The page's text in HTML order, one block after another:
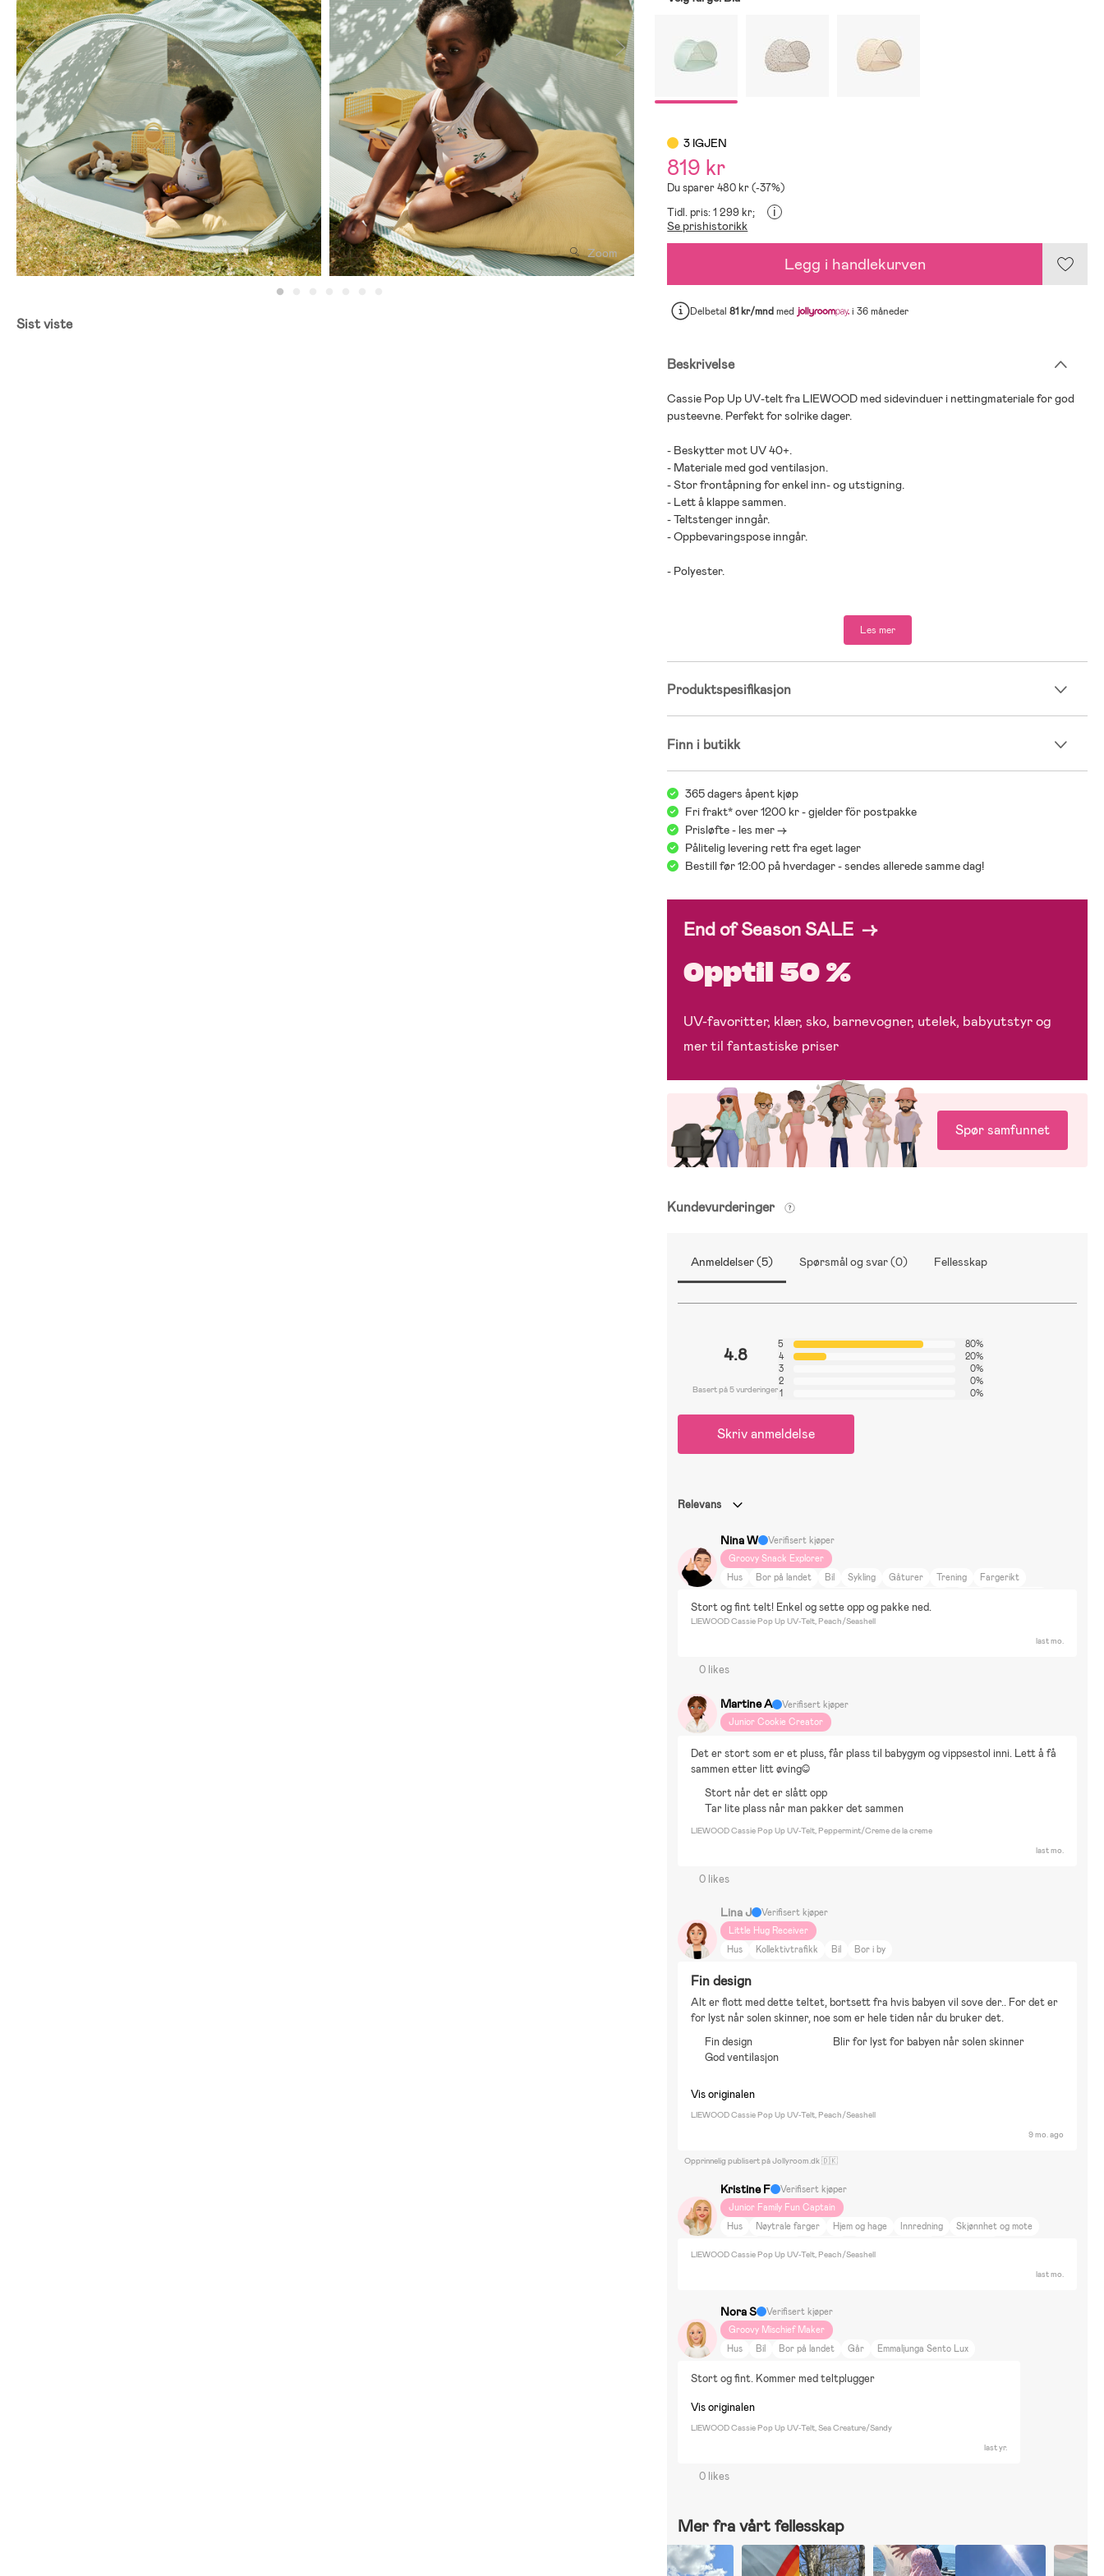
Zoom
Sist viste
3 IGJEN
819 kr
Du sparer 480 kr (-37%)
Tidl. pris: 1 299 kr;
i
Se prishistorikk
Legg i handlekurven
Delbetal81 kr/mnd med i 36 måneder
Beskrivelse
Cassie Pop Up UV-telt fra LIEWOOD med sidevinduer i nettingmateriale for god
pusteevne. Perfekt for solrike dager.
- Beskytter mot UV 40+.
- Materiale med god ventilasjon.
- Stor frontåpning for enkel inn- og utstigning.
- Lett å klappe sammen.
- Teltstenger inngår.
- Oppbevaringspose inngår.
- Polyester.
Les mer
Produktspesifikasjon
Finn i butikk
365 dagers åpent kjøp
Fri frakt* over 1200 kr - gjelder för postpakke
Prisløfte - les mer ->
Pålitelig levering rett fra eget lager
Bestill før 12:00 på hverdager - sendes allerede samme dag!
End of Season SALE →
Opptil 50 %
UV-favoritter, klær, sko, barnevogner, utelek, babyutstyr og
mer til fantastiske priser
Spør samfunnet
Kundevurderinger
Anmeldelser (5) Spørsmål og svar (0) Fellesskap
4.8
Basert på 5 vurderinger
5
80%
4
20%
3
0%
2
0%
1
0%
Skriv anmeldelse
Relevans
Nina W
Verifisert kjøper
Groovy Snack Explorer
Hus
Bor på landet Bil Sykling Gåturer Trening
Fargerikt
Hot Wheels
Mumin Paw Patrol Disney Cars
Stort og fint telt! Enkel og sette opp og pakke ned.
LIEWOOD Cassie Pop Up UV-Telt, Peach/Seashell
last mo.
0 likes
Martine A
Verifisert kjøper
Junior Cookie Creator
Det er stort som er et pluss, får plass til babygym og vippsestol inni. Lett å få
sammen etter litt øving:)
Stort når det er slått opp
Tar lite plass når man pakker det sammen
LIEWOOD Cassie Pop Up UV-Telt, Peppermint/Creme de la creme
last mo.
0 likes
Lina J
Verifisert kjøper
Little Hug Receiver
Hus
Kollektivtrafikk Bil Bor i by
Fin design
Alt er flott med dette teltet, bortsett fra hvis babyen vil sove der.. For det er
for lyst når solen skinner, noe som er hele tiden når du bruker det.
Fin design
God ventilasjon
Blir for lyst for babyen når solen skinner
Vis originalen
LIEWOOD Cassie Pop Up UV-Telt, Peach/Seashell
9 mo. ago
Opprinnelig publisert på Jollyroom.dk 🇩🇰
Kristine F
Verifisert kjøper
Junior Family Fun Captain
Hus
Nøytrale farger Hjem og hage Innredning
Skjønnhet og mote
LIEWOOD Cassie Pop Up UV-Telt, Peach/Seashell
last mo.
Nora S
Verifisert kjøper
Groovy Mischief Maker
Hus
Bil Bor på landet Går Emmaljunga Sento Lux
Stort og fint. Kommer med teltplugger
Vis originalen
LIEWOOD Cassie Pop Up UV-Telt, Sea Creature/Sandy
last yr.
0 likes
Mer fra vårt fellesskap